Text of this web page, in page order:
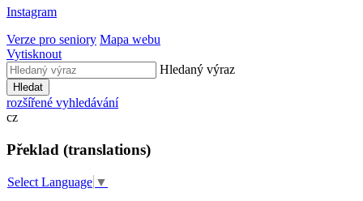
Instagram
Verze pro seniory Mapa webu
Vytisknout
Hledaný výraz
Hledat
rozšířené vyhledávání
cz
Překlad (translations)
Select Language ▼